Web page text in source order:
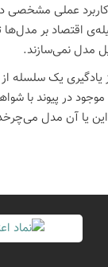
کاربرد عملی
اقتصاد بر
یادگیری یک
در پیوند با
این یا آن مدل